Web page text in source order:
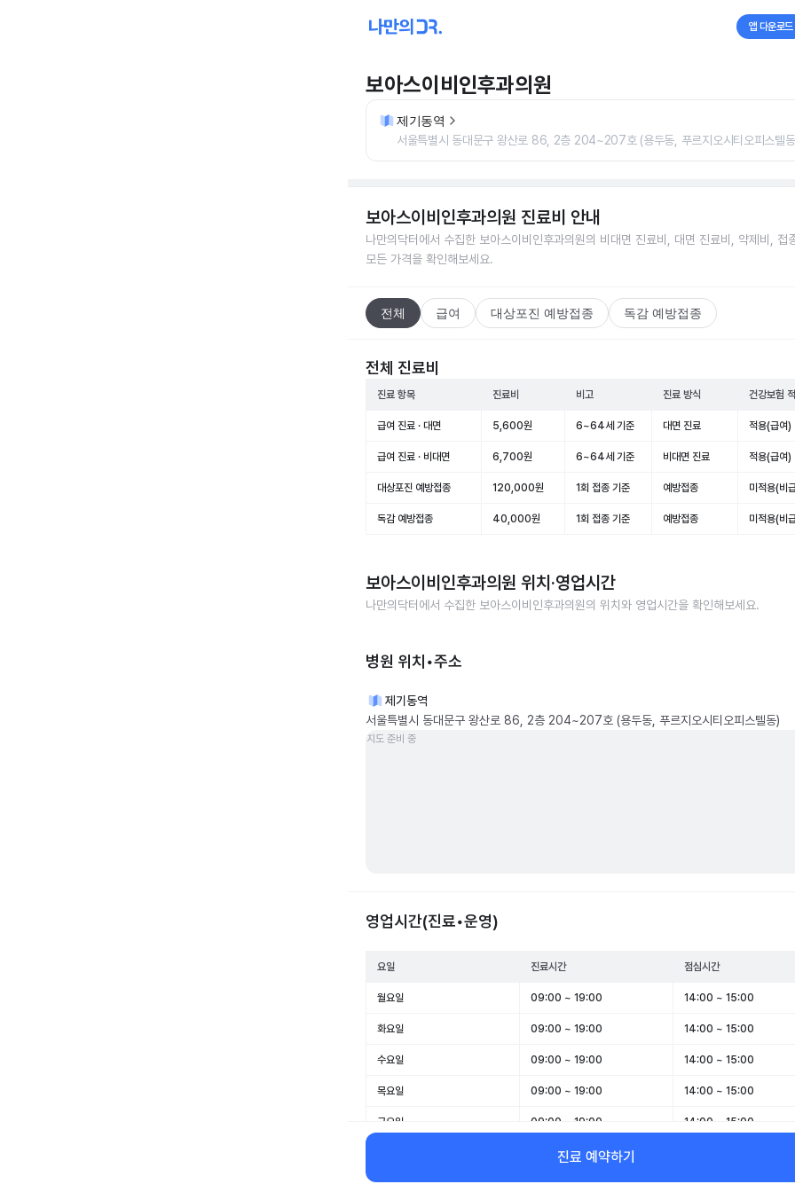
앱 다운로드
보아스이비인후과의원
제기동역
서울특별시 동대문구 왕산로 86, 2층 204~207호 (용두동, 푸르지오시티오피스텔
보아스이비인후과의원 진료비 안내
나만의닥터에서 수집한 보아스이비인후과의원의 비대면 진료비, 대면 진료비, 약제비, 접
모든 가격을 확인해보세요.
전체 급여 대상포진 예방접종 독감 예방접종
전체 진료비
진료 항목 진료비 비고 진료 방식 건강보험
급여 진료 · 대면 5,600원 6~64세 기준 대면 진료 적용(급여)
급여 진료 · 비대면 6,700원 6~64세 기준 비대면 진료 적용(급여)
대상포진 예방접종 120,000원 1회 접종 기준 예방접종 미적용(비
독감 예방접종 40,000원 1회 접종 기준 예방접종 미적용(비
보아스이비인후과의원 위치·영업시간
나만의닥터에서 수집한 보아스이비인후과의원의 위치와 영업시간을 확인해보세요.
병원 위치•주소
제기동역
서울특별시 동대문구 왕산로 86, 2층 204~207호 (용두동, 푸르지오시티오피스텔동)
지도 준비 중
영업시간(진료•운영)
요일 진료시간 점심시간
월요일 09:00 ~ 19:00 14:00 ~ 15:00
화요일 09:00 ~ 19:00 14:00 ~ 15:00
수요일 09:00 ~ 19:00 14:00 ~ 15:00
목요일 09:00 ~ 19:00 14:00 ~ 15:00
금요일 09:00 ~ 19:00 14:00 ~ 15:00
09:00 ~ 15:00
일요일 휴무 -
진료 예약하기